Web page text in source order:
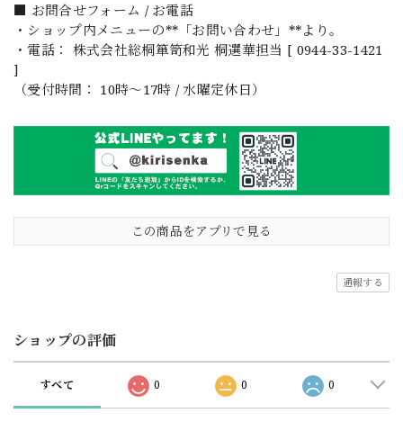
■ お問合せフォーム / お電話
・ショップ内メニューの**「お問い合わせ」**より。
・電話： 株式会社総桐箪笥和光 桐選華担当 [ 0944-33-1421
]
（受付時間： 10時〜17時 / 水曜定休日）
この商品をアプリで見る
通報する
ショップの評価
すべて 0 0 0